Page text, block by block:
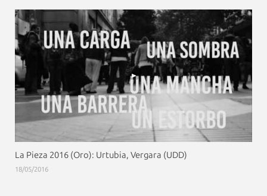
La Pieza 2016 (Oro): Urtubia, Vergara (UDD)
18/05/2016